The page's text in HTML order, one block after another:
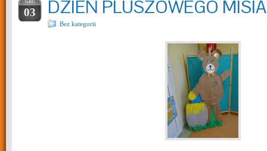
GRU
03 DZIEŃ PLUSZOWEGO MISIA
Bez kategorii